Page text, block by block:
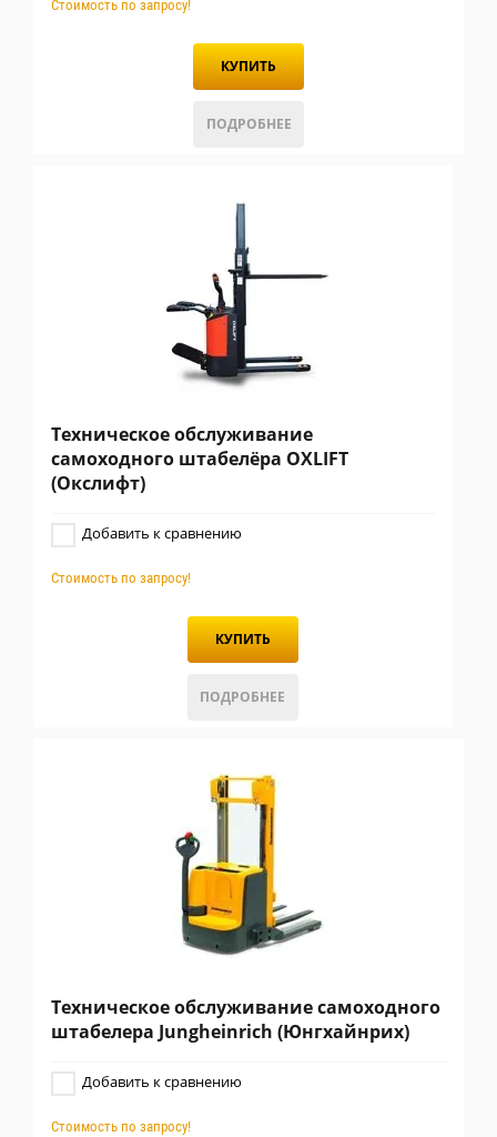
Стоимость по запросу!
КУПИТЬ
ПОДРОБНЕЕ
Техническое обслуживание
самоходного штабелёра OXLIFT
(Окслифт)
Добавить к сравнению
Стоимость по запросу!
КУПИТЬ
ПОДРОБНЕЕ
Техническое обслуживание самоходного
штабелера Jungheinrich (Юнгхайнрих)
Добавить к сравнению
Стоимость по запросу!